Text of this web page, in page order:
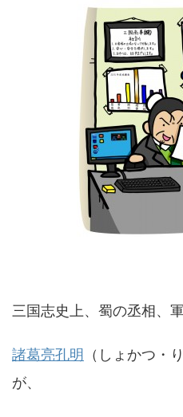
三国志史上、蜀の丞相、
諸葛亮孔明
（しょかつ・
が、